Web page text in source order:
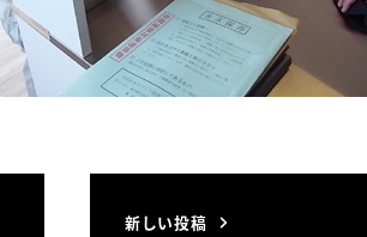
新しい投稿